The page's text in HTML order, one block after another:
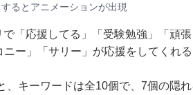
るとアニメーションが出現
「応援してる」「受験勉強」「頑
ー」「サリー」が応援をしてくれ
、キーワードは全10個で、7個の隠